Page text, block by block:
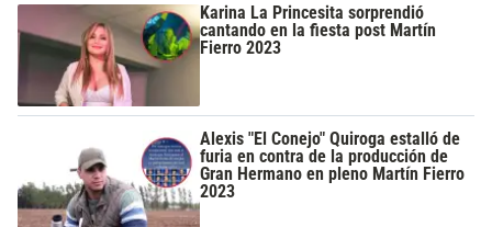
Karina La Princesita sorprendió
cantando en la fiesta post Martín
Fierro 2023
Alexis "El Conejo" Quiroga estalló de
furia en contra de la producción de
Gran Hermano en pleno Martín Fierro
2023